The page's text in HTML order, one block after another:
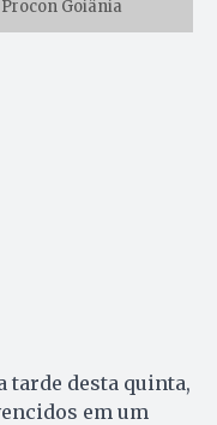
Goiânia
tarde desta quinta,
em um